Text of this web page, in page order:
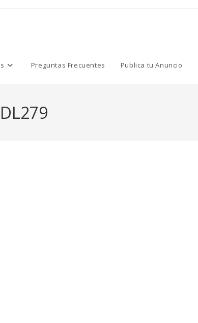
Preguntas Frecuentes Publica tu Anuncio